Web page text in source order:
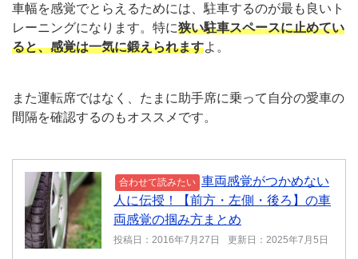
車幅を感覚でとらえるためには、駐車するのが最も良いト
レーニングになります。特に狭い駐車スペースに止めてい
ると、感覚は一気に鍛えられますよ。
また運転席ではなく、たまに助手席に乗って自分の愛車の
間隔を確認するのもオススメです。
合わせて読みたい 車両感覚がつかめない
人に伝授！【前方・左側・後ろ】の車
両感覚の掴み方まとめ
投稿日：2016年7月27日 更新日：2025年7月5日